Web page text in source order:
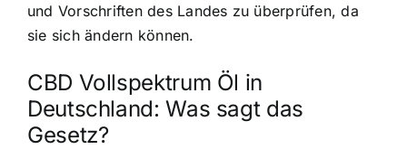
und Vorschriften des Landes zu überprüfen, da
sie sich ändern können.
CBD Vollspektrum Öl in
Deutschland: Was sagt das
Gesetz?